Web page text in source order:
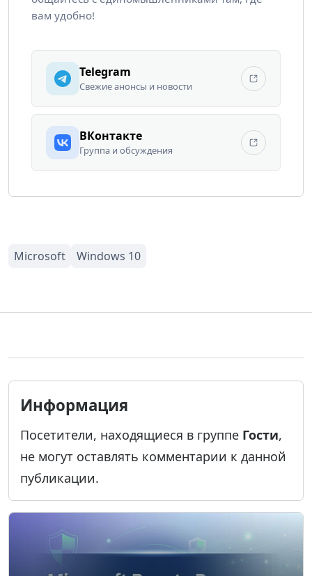
вам удобно!
Telegram
Свежие анонсы и новости
ВКонтакте
Группа и обсуждения
Информация
Посетители, находящиеся в группе Гости,
не могут оставлять комментарии к данной
публикации.